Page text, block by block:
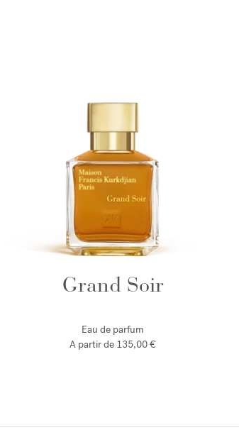
Grand Soir
Eau de parfum
A partir de 135,00 €